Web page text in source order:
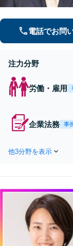
電話でお問
注力分野
労働・雇用
企業法務 事
他3分野を表示